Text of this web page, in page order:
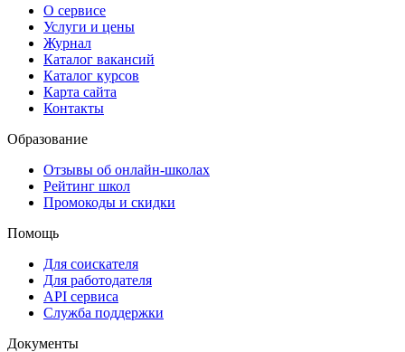
О сервисе
Услуги и цены
Журнал
Каталог вакансий
Каталог курсов
Карта сайта
Контакты
Образование
Отзывы об онлайн-школах
Рейтинг школ
Промокоды и скидки
Помощь
Для соискателя
Для работодателя
API сервиса
Служба поддержки
Документы